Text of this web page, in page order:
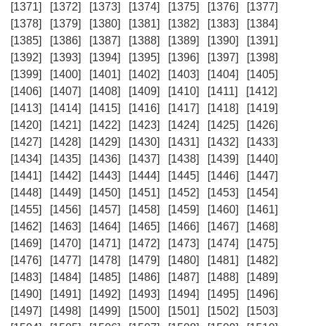
[1371]
[1372] [1373] [1374] [1375] [1376]
[1377]
[1378]
[1379] [1380] [1381] [1382] [1383]
[1384]
[1385]
[1386] [1387] [1388] [1389] [1390]
[1391]
[1392]
[1393] [1394] [1395] [1396] [1397]
[1398]
[1399]
[1400] [1401] [1402] [1403] [1404]
[1405]
[1406]
[1407] [1408] [1409] [1410] [1411]
[1412]
[1413]
[1414] [1415] [1416] [1417] [1418]
[1419]
[1420]
[1421] [1422] [1423] [1424] [1425]
[1426]
[1427]
[1428] [1429] [1430] [1431] [1432]
[1433]
[1434]
[1435] [1436] [1437] [1438] [1439]
[1440]
[1441]
[1442] [1443] [1444] [1445] [1446]
[1447]
[1448]
[1449] [1450] [1451] [1452] [1453]
[1454]
[1455]
[1456] [1457] [1458] [1459] [1460]
[1461]
[1462]
[1463] [1464] [1465] [1466] [1467]
[1468]
[1469]
[1470] [1471] [1472] [1473] [1474]
[1475]
[1476]
[1477] [1478] [1479] [1480] [1481]
[1482]
[1483]
[1484] [1485] [1486] [1487] [1488]
[1489]
[1490]
[1491] [1492] [1493] [1494] [1495]
[1496]
[1497]
[1498] [1499] [1500] [1501] [1502]
[1503]